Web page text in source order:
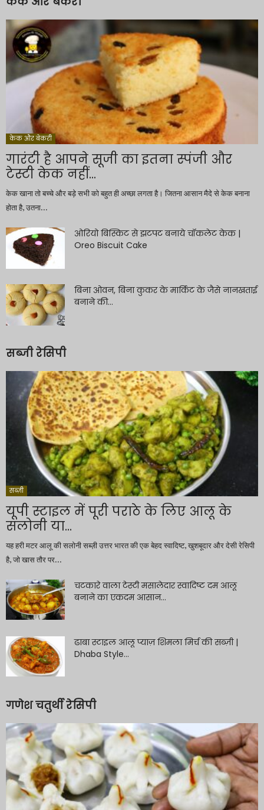
केक और बेकरी
गारंटी है आपने सूजी का इतना स्पंजी और
टेस्टी केक नहीं...
केक खाना तो बच्चे और बड़े सभी को बहुत ही अच्छा लगता है। जितना आसान मैदे से केक बनाना
होता है, उतना...
ओरियो बिस्किट से झटपट बनाये चॉकलेट केक |
Oreo Biscuit Cake
बिना ओवन, बिना कुकर के मार्किट के जैसे नानखताई
बनाने की...
सब्जी रेसिपी
सब्ज़ी
यूपी स्टाइल में पूरी पराठे के लिए आलू के
सलोनी या...
यह हरी मटर आलू की सलोनी सब्ज़ी उत्तर भारत की एक बेहद स्वादिष्ट, खुशबूदार और देसी रेसिपी
है, जो खास तौर पर...
चटकारे वाला टेस्टी मसालेदार स्वादिष्ट दम आलू
बनाने का एकदम आसान...
ढाबा स्टाइल आलू प्याज़ शिमला मिर्च की सब्ज़ी |
Dhaba Style...
गणेश चतुर्थी रेसिपी